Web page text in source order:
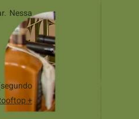
Nessa
+